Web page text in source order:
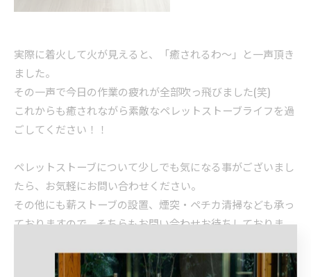
実際に着火して火が見えると、「癒されるわ～」と一声頂き
ました。
その一声で今日の作業の疲れが全部吹っ飛びました(笑)
これからも癒されながら素敵なペレットストーブライフを過
ごしてください！！
ペレットストーブについて少しでも気になる事がございまし
たら、お気軽にお問い合わせください。
その他にも薪ストーブの設置、煙突・ペチカ清掃なども承っ
ておりますので、そちらもお問い合わせお待ちしておりま